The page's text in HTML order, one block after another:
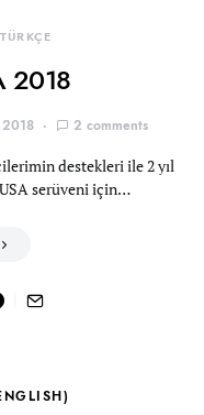
TÜRKÇE
2018
2 comments
destekleri ile 2 yıl
serüveni için…